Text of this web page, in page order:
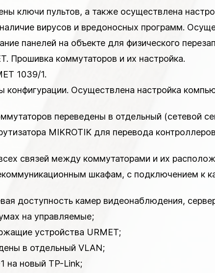
ключи пультов, а также осуществлена
вирусов и вредоносных программ.
панелей на объекте для физического
Прошивка коммутаторов и их настройка.
1039/1.
конфигурации. Осуществлена настройка
переведены в отдельный (сетевой
MIKROTIK для перевода
связей между коммутаторами и их
шкафам, с подключением к
доступность камер видеонаблюдения,
на управляемые;
устройства URMET;
в отдельный VLAN;
на новый TP-Link;